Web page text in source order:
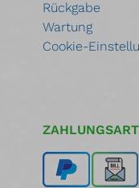
Rückgabe
Wartung
Cookie-